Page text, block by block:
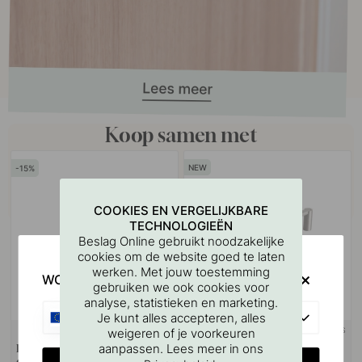
Koop samen met
15
+ KLEUREN
Handdoekhouder Flow -
+ LENGTES
Handgreep Flow - Geborsteld
COOKIES EN VERGELIJKBARE
TECHNOLOGIEËN
Beslag Online gebruikt noodzakelijke
cookies om de website goed te laten
werken. Met jouw toestemming
gebruiken we ook cookies voor
analyse, statistieken en marketing.
Je kunt alles accepteren, alles
weigeren of je voorkeuren
aanpassen. Lees meer in ons
WOULD YOU RATHER VISIT?